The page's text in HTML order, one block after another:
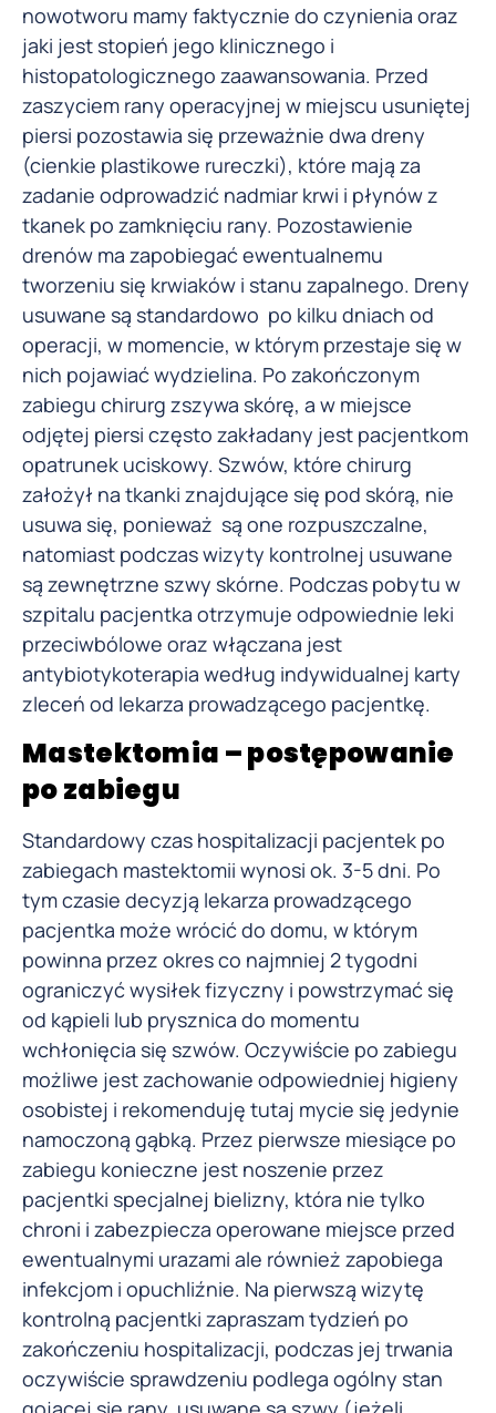
nowotworu mamy faktycznie do czynienia oraz
jaki jest stopień jego klinicznego i
histopatologicznego zaawansowania. Przed
zaszyciem rany operacyjnej w miejscu usuniętej
piersi pozostawia się przeważnie dwa dreny
(cienkie plastikowe rureczki), które mają za
zadanie odprowadzić nadmiar krwi i płynów z
tkanek po zamknięciu rany. Pozostawienie
drenów ma zapobiegać ewentualnemu
tworzeniu się krwiaków i stanu zapalnego. Dreny
usuwane są standardowo po kilku dniach od
operacji, w momencie, w którym przestaje się w
nich pojawiać wydzielina. Po zakończonym
zabiegu chirurg zszywa skórę, a w miejsce
odjętej piersi często zakładany jest pacjentkom
opatrunek uciskowy. Szwów, które chirurg
założył na tkanki znajdujące się pod skórą, nie
usuwa się, ponieważ są one rozpuszczalne,
natomiast podczas wizyty kontrolnej usuwane
są zewnętrzne szwy skórne. Podczas pobytu w
szpitalu pacjentka otrzymuje odpowiednie leki
przeciwbólowe oraz włączana jest
antybiotykoterapia według indywidualnej karty
zleceń od lekarza prowadzącego pacjentkę.
Mastektomia – postępowanie
po zabiegu
Standardowy czas hospitalizacji pacjentek po
zabiegach mastektomii wynosi ok. 3-5 dni. Po
tym czasie decyzją lekarza prowadzącego
pacjentka może wrócić do domu, w którym
powinna przez okres co najmniej 2 tygodni
ograniczyć wysiłek fizyczny i powstrzymać się
od kąpieli lub prysznica do momentu
wchłonięcia się szwów. Oczywiście po zabiegu
możliwe jest zachowanie odpowiedniej higieny
osobistej i rekomenduję tutaj mycie się jedynie
namoczoną gąbką. Przez pierwsze miesiące po
zabiegu konieczne jest noszenie przez
pacjentki specjalnej bielizny, która nie tylko
chroni i zabezpiecza operowane miejsce przed
ewentualnymi urazami ale również zapobiega
infekcjom i opuchliźnie. Na pierwszą wizytę
kontrolną pacjentki zapraszam tydzień po
zakończeniu hospitalizacji, podczas jej trwania
oczywiście sprawdzeniu podlega ogólny stan